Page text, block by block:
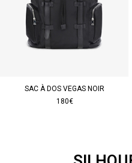
SAC À DOS VEGAS NOIR
180€